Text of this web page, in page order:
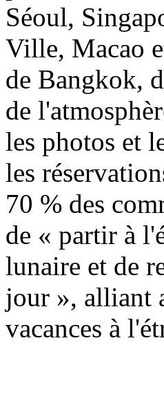
Séoul,
Ville, Macao
de Bangkok,
de
les photos et
les
70 % des
de « partir à
lunaire et de
jour », alliant
vacances à